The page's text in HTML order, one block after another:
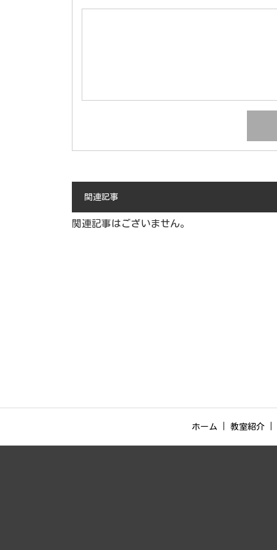
関連記事
関連記事はございません。
ホーム 教室紹介